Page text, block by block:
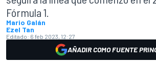
Fórmula 1.
Mario Galán
Ezel Tan
Editado: 6 feb 2023, 12:27
AÑADIR COMO FUENTE